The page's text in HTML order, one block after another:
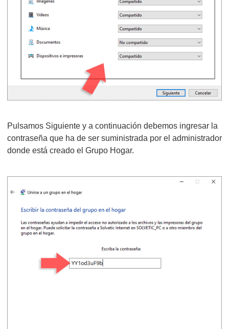
Pulsamos Siguiente y a continuación debemos ingresar la
contraseña que ha de ser suministrada por el administrador
donde está creado el Grupo Hogar.